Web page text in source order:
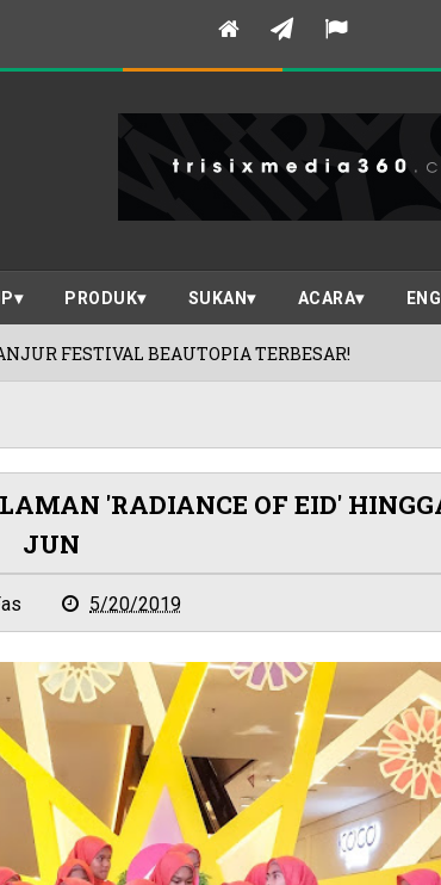
PRODUK SUKAN ACARA
TERBESAR! 27/07/2026 PRISM+
'RADIANCE OF EID'
JUN
5/20/2019